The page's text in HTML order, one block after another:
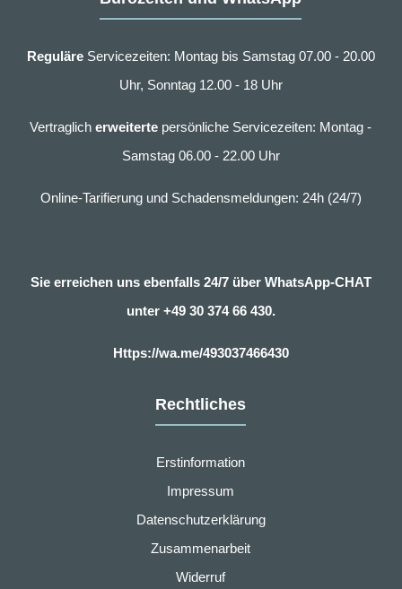
ReguläreServicezeiten: Montag bis Samstag 07.00 - 20.00
Uhr, Sonntag 12.00 - 18 Uhr
Vertraglicherweiterte persönliche Servicezeiten: Montag -
Samstag 06.00 - 22.00 Uhr
Online-Tarifierung und Schadensmeldungen: 24h (24/7)
Sie erreichen uns ebenfalls 24/7 über WhatsApp-CHAT
unter +49 30 374 66 430.
Https://wa.me/493037466430
Rechtliches
Erstinformation
Impressum
Datenschutzerklärung
Zusammenarbeit
Widerruf